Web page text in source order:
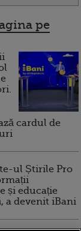
pe
cardul de
ul Știrile Pro
și educație
a devenit iBani